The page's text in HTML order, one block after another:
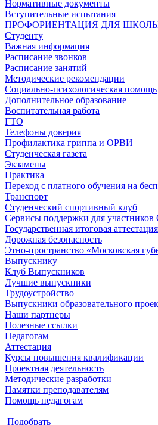
Нормативные документы
Вступительные испытания
ПРОФОРИЕНТАЦИЯ ДЛЯ
Студенту
Важная информация
Расписание звонков
Расписание занятий
Методические рекомендации
Социально-психологическая помощь
Дополнительное образование
Воспитательная работа
ГТО
Телефоны доверия
Профилактика гриппа и ОРВИ
Cтуденческая газета
Экзамены
Практика
Переход с платного обучения на
Транспорт
Студенческий спортивный клуб
Сервисы поддержки для
Государственная итоговая аттестация
Дорожная безопасность
Этно-пространство «Московская
Выпускнику
Клуб Выпускников
Лучшие выпускники
Трудоустройство
Выпускники образовательного
Наши партнеры
Полезные ссылки
Педагогам
Аттестация
Курсы повышения квалификации
Проектная деятельность
Методические разработки
Памятки преподавателям
Помощь педагогам
Подобрать